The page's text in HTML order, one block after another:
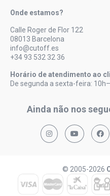
Onde estamos?
Calle Roger de Flor 122
08013 Barcelona
info@cutoff.es
+34 93 532 32 36
Horário de atendimento ao
De segunda a sexta-feira:
Ainda não nos
© 2005-2026